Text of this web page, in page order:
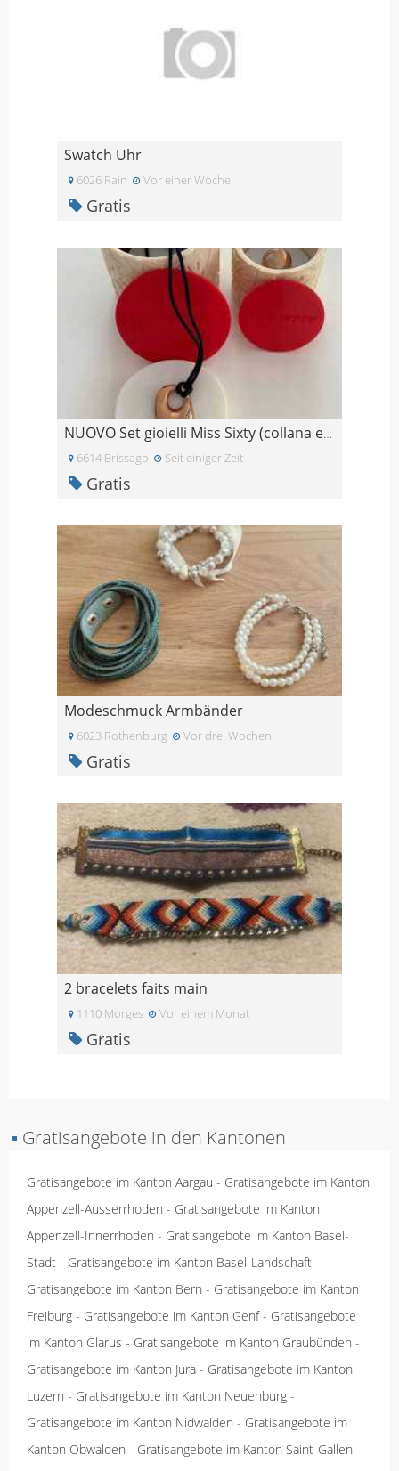
Swatch Uhr
6026 Rain Vor einer Woche
Gratis
NUOVO Set gioielli Miss Sixty (collana e anello)
6614 Brissago Seit einiger Zeit
Gratis
Modeschmuck Armbänder
6023 Rothenburg Vor drei Wochen
Gratis
2 bracelets faits main
1110 Morges Vor einem Monat
Gratis
▪ Gratisangebote in den Kantonen
Gratisangebote im Kanton Aargau - Gratisangebote im Kanton
Appenzell-Ausserrhoden - Gratisangebote im Kanton
Appenzell-Innerrhoden - Gratisangebote im Kanton Basel-
Stadt - Gratisangebote im Kanton Basel-Landschaft -
Gratisangebote im Kanton Bern - Gratisangebote im Kanton
Freiburg - Gratisangebote im Kanton Genf- Gratisangebote
im Kanton Glarus - Gratisangebote im Kanton Graubünden -
Gratisangebote im Kanton Jura - Gratisangebote im Kanton
Luzern - Gratisangebote im Kanton Neuenburg -
Gratisangebote im Kanton Nidwalden - Gratisangebote im
Kanton Obwalden - Gratisangebote im Kanton Saint-Gallen -